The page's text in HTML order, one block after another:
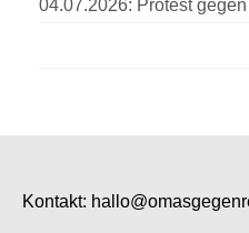
04.07.2026: Protest
Kontakt: